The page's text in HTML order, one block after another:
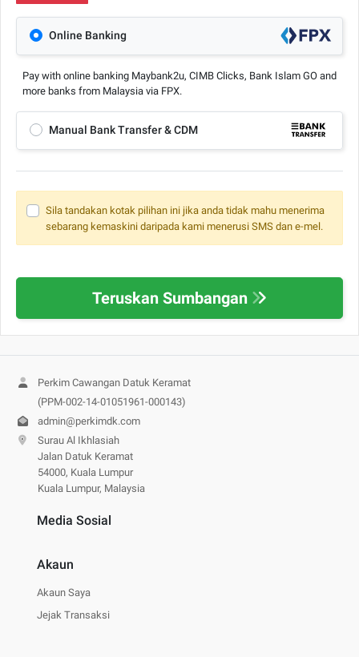
Online Banking
Pay with online banking Maybank2u, CIMB Clicks, Bank Islam GO and
more banks from Malaysia via FPX.
Manual Bank Transfer & CDM
Sila tandakan kotak pilihan ini jika anda tidak mahu menerima
sebarang kemaskini daripada kami menerusi SMS dan e-mel.
Teruskan Sumbangan
Perkim Cawangan Datuk Keramat
(PPM-002-14-01051961-000143)
admin@perkimdk.com
Surau Al Ikhlasiah
Jalan Datuk Keramat
54000, Kuala Lumpur
Kuala Lumpur, Malaysia
Media Sosial
Akaun
Akaun Saya
Jejak Transaksi